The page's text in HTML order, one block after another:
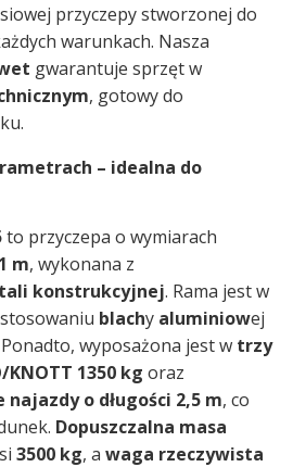
przyczepy stworzonej do
warunkach. Nasza
gwarantuje sprzęt w
, gotowy do
– idealna do
to przyczepa o wymiarach
m, wykonana z
konstrukcyjnej. Rama jest w
blachy aluminiowej
wyposażona jest w trzy
1350 kg oraz
o długości 2,5 m, co
Dopuszczalna masa
3500 kg, a waga rzeczywista